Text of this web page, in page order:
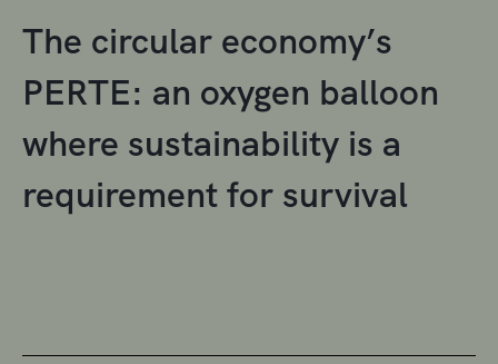
The circular economy’s
PERTE: an oxygen balloon
where sustainability is a
requirement for survival